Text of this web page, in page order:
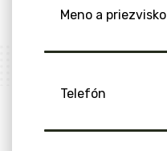
Meno a priezvisko
Telefón